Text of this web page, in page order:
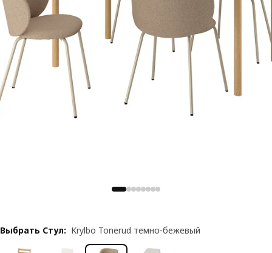
Выбрать Стул: Krylbo Tonerud темно-бежевый